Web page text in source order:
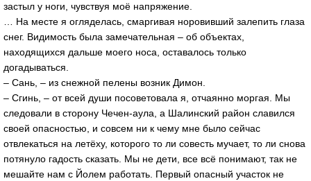
застыл у ноги, чувствуя моё напряжение.
… На месте я огляделась, смаргивая норовивший залепить глаза
снег. Видимость была замечательная – об объектах,
находящихся дальше моего носа, оставалось только
догадываться.
– Сань, – из снежной пелены возник Димон.
– Сгинь, – от всей души посоветовала я, отчаянно моргая. Мы
следовали в сторону Чечен-аула, а Шалинский район славился
своей опасностью, и совсем ни к чему мне было сейчас
отвлекаться на летёху, которого то ли совесть мучает, то ли снова
потянуло гадость сказать. Мы не дети, все всё понимают, так не
мешайте нам с Йолем работать. Первый опасный участок не